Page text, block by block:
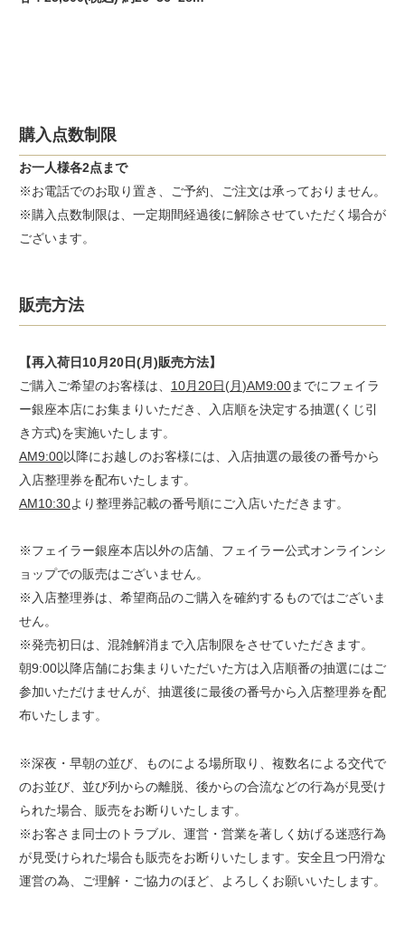
購入点数制限
お一人様各2点まで
※お電話でのお取り置き、ご予約、ご注文は承っておりません。
※購入点数制限は、一定期間経過後に解除させていただく場合が
ございます。
販売方法
【再入荷日10月20日(月)販売方法】
ご購入ご希望のお客様は、 10月 20日(月)AM9:00までにフェイラ
ー銀座本店にお集まりいただき、入店順を決定する抽選(くじ引
き方式)を実施いたします。
AM9:00以降にお越しのお客様には、入店抽選の最後の番号から
入店整理券を配布いたします。
AM10:30より整理券記載の番号順にご入店いただきます。
※フェイラー銀座本店以外の店舗、フェイラー公式オンラインシ
ョップでの販売はございません。
※入店整理券は、希望商品のご購入を確約するものではございま
せん。
※発売初日は、混雑解消まで入店制限をさせていただきます。
朝9:00以降店舗にお集まりいただいた方は入店順番の抽選にはご
参加いただけませんが、抽選後に最後の番号から入店整理券を配
布いたします。
※深夜・早朝の並び、ものによる場所取り、複数名による交代で
のお並び、並び列からの離脱、後からの合流などの行為が見受け
られた場合、販売をお断りいたします。
※お客さま同士のトラブル、運営・営業を著しく妨げる迷惑行為
が見受けられた場合も販売をお断りいたします。安全且つ円滑な
運営の為、ご理解・ご協力のほど、よろしくお願いいたします。